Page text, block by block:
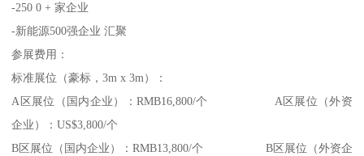
-250 0 + 家企业
-新能源500强企业 汇聚
参展费用：
标准展位（豪标，3m x 3m）：
A区展位（国内企业）：RMB16,800/个 A区展位（外资
企业）：US$3,800/个
B区展位（国内企业）：RMB13,800/个 B区展位（外资企